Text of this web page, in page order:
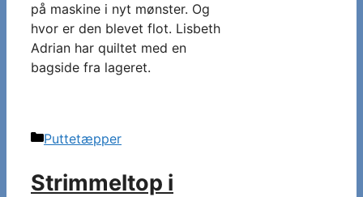
på maskine i nyt mønster. Og
hvor er den blevet flot. Lisbeth
Adrian har quiltet med en
bagside fra lageret.
Kategorier
Puttetæpper
Strimmeltop i